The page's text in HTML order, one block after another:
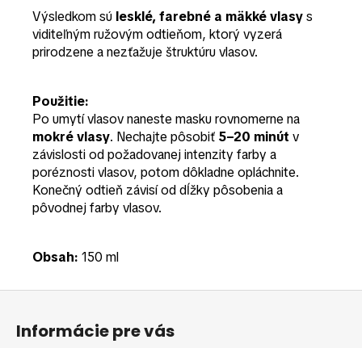
Výsledkom sú lesklé, farebné a mäkké vlasys
viditeľným ružovým odtieňom, ktorý vyzerá
prirodzene a nezťažuje štruktúru vlasov.
Použitie:
Po umytí vlasov naneste masku rovnomerne na
mokré vlasy. Nechajte pôsobiť 5–20 minút v
závislosti od požadovanej intenzity farby a
poréznosti vlasov, potom dôkladne opláchnite.
Konečný odtieň závisí od dĺžky pôsobenia a
pôvodnej farby vlasov.
Obsah: 150 ml
Z
Informácie pre vás